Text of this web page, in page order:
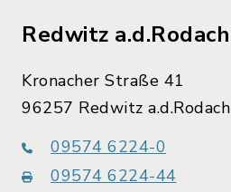
Redwitz a.d.Rodach
Kronacher Straße 41
96257 Redwitz a.d.Rodach
09574 6224-0
09574 6224-44